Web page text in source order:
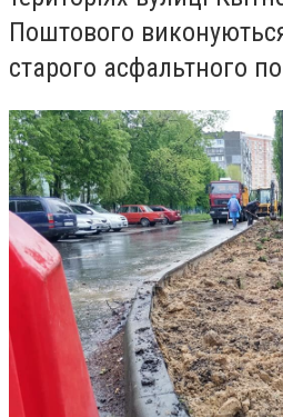
Поштового
старого асфальтного